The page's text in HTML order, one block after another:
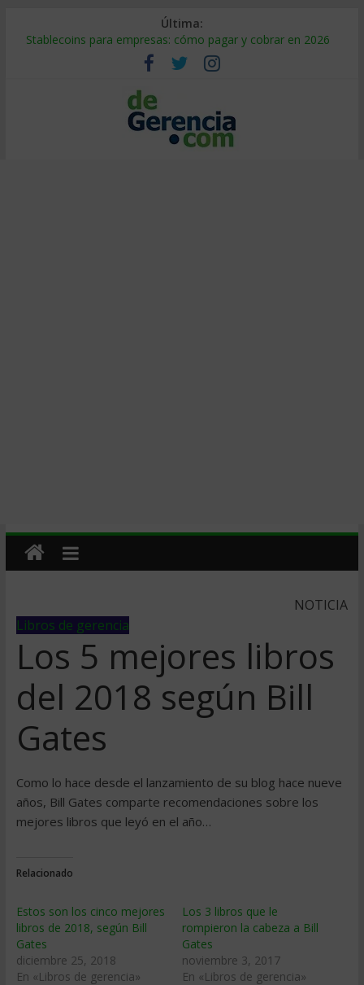
Última:
Stablecoins para empresas: cómo pagar y cobrar en 2026
Despido silencioso: qué es y por qué sale tan caro
IA en selección de personal: cómo auditarla a tiempo
Trabajo forzoso en la cadena de suministro: qué hacer
Mercado hispano de EE. UU.: cómo segmentarlo y venderle
NOTICIA
Libros de gerencia
Los 5 mejores libros
del 2018 según Bill
Gates
Como lo hace desde el lanzamiento de su blog hace nueve
años, Bill Gates comparte recomendaciones sobre los
mejores libros que leyó en el año…
Relacionado
Estos son los cinco mejores
libros de 2018, según Bill
Gates
diciembre 25, 2018
En «Libros de gerencia»
Los 3 libros que le
rompieron la cabeza a Bill
Gates
noviembre 3, 2017
En «Libros de gerencia»